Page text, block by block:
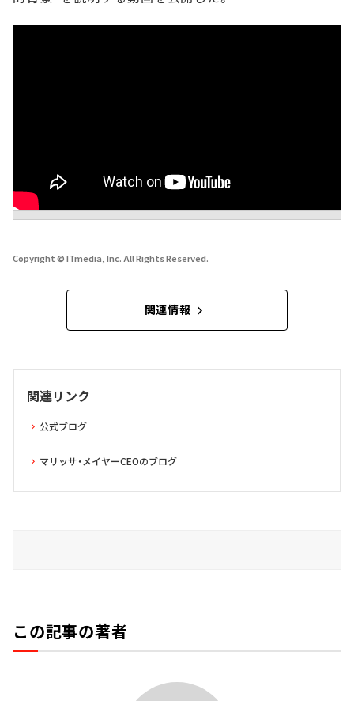
Copyright © ITmedia, Inc. All Rights Reserved.
関連情報
関連リンク
公式ブログ
マリッサ・メイヤーCEOのブログ
この記事の著者